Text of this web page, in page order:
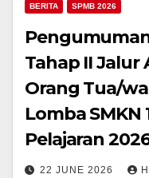
BERITA SPMB 2026
Tahap II Jalur
Orang Tua/
Lomba SMKN
Pelajaran
22 JUNE 2026